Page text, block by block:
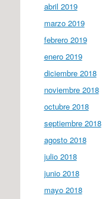
abril 2019
marzo 2019
febrero 2019
enero 2019
diciembre 2018
noviembre 2018
octubre 2018
septiembre 2018
agosto 2018
julio 2018
junio 2018
mayo 2018